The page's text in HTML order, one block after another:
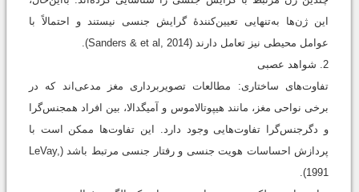
این ژن‌ها به‌‌تنهایی تعیین‌کنندۀ گرایش جنسی نیستند و احتمالاً با
عوامل محیطی نیز تعامل دارند (Sanders & et al, 2014).
2. شواهد عصبی
تفاوت‌های ساختاری: مطالعات تصویربرداری مغز مدعی‌اند که در
برخی نواحی مغز، مانند هیپوتالاموس و آمیگدالا، بین افراد همجنس‌گرا
و دگرجنس‌گرا تفاوت‌هایی وجود دارد. این تفاوت‌ها ممکن است با
پردازش احساسات هویت جنسی و رفتار جنسی مرتبط باشد (LeVay,
1991).